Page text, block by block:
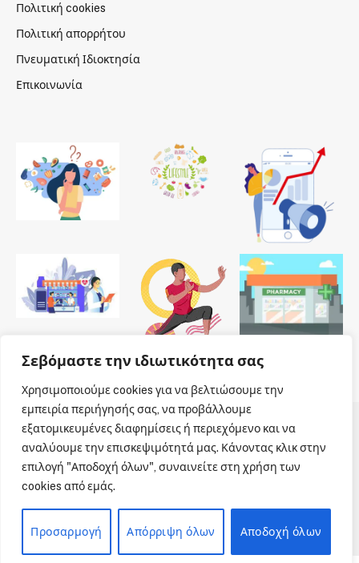
Σεβόμαστε την ιδιωτικότητα σας
Χρησιμοποιούμε cookies για να βελτιώσουμε την
εμπειρία περιήγησής σας, να προβάλλουμε
εξατομικευμένες διαφημίσεις ή περιεχόμενο και να
αναλύουμε την επισκεψιμότητά μας. Κάνοντας κλικ στην
επιλογή "Αποδοχή όλων", συναινείτε στη χρήση των
cookies από εμάς.
Προσαρμογή Απόρριψη όλων Αποδοχή όλων
Πολιτική cookies
Πολιτική απορρήτου
Πνευματική Ιδιοκτησία
Επικοινωνία
© 2026 Dailypharmanews. Designed byDailypharmanews
Αρχική Όροι χρήσης
Πολιτική cookies
Πολιτική απορρήτου